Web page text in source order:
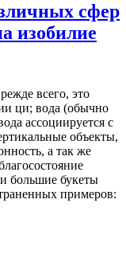
сфер
изобилие
всего, это
ци; вода (обычно
ассоциируется с
объекты,
а так же
большие букеты
примеров: